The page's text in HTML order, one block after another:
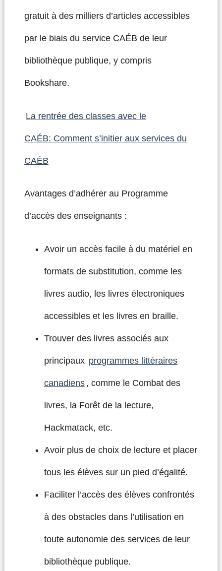
gratuit à des milliers d’articles accessibles
par le biais du service CAÉB de leur
bibliothèque publique, y compris
Bookshare.
La rentrée des classes avec le
CAÉB: Comment s’initier aux services du
CAÉB
Avantages d’adhérer au Programme
d’accès des enseignants :
Avoir un accès facile à du matériel en
formats de substitution, comme les
livres audio, les livres électroniques
accessibles et les livres en braille.
Trouver des livres associés aux
principaux programmes littéraires
canadiens , comme le Combat des
livres, la Forêt de la lecture,
Hackmatack, etc.
Avoir plus de choix de lecture et placer
tous les élèves sur un pied d’égalité.
Faciliter l’accès des élèves confrontés
à des obstacles dans l’utilisation en
toute autonomie des services de leur
bibliothèque publique.